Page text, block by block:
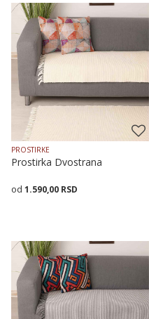
Veličina
70X120 70X160 70X200
Dodaj u korpu
PROSTIRKE
Prostirka Dvostrana
1.590,00 RSD
Veličina
70X120 70X160 70X200
Dodaj u korpu